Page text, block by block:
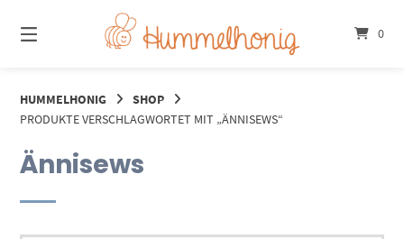
zum
Inhalt
0
HUMMELHONIG
SHOP
PRODUKTE VERSCHLAGWORTET MIT „ÄNNISEWS“
Ännisews